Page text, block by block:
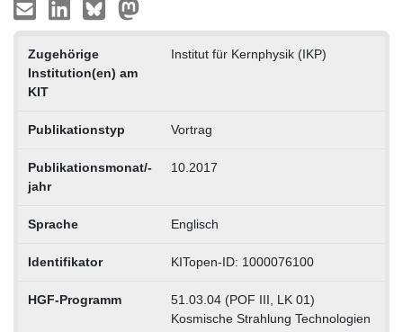
Zugehörige
Institution(en) am
KIT
Institut für Kernphysik (IKP)
Publikationstyp Vortrag
Publikationsmonat/-
jahr
10.2017
Sprache Englisch
Identifikator KITopen-ID: 1000076100
HGF-Programm
51.03.04 (POF III, LK 01)
Kosmische Strahlung Technologien